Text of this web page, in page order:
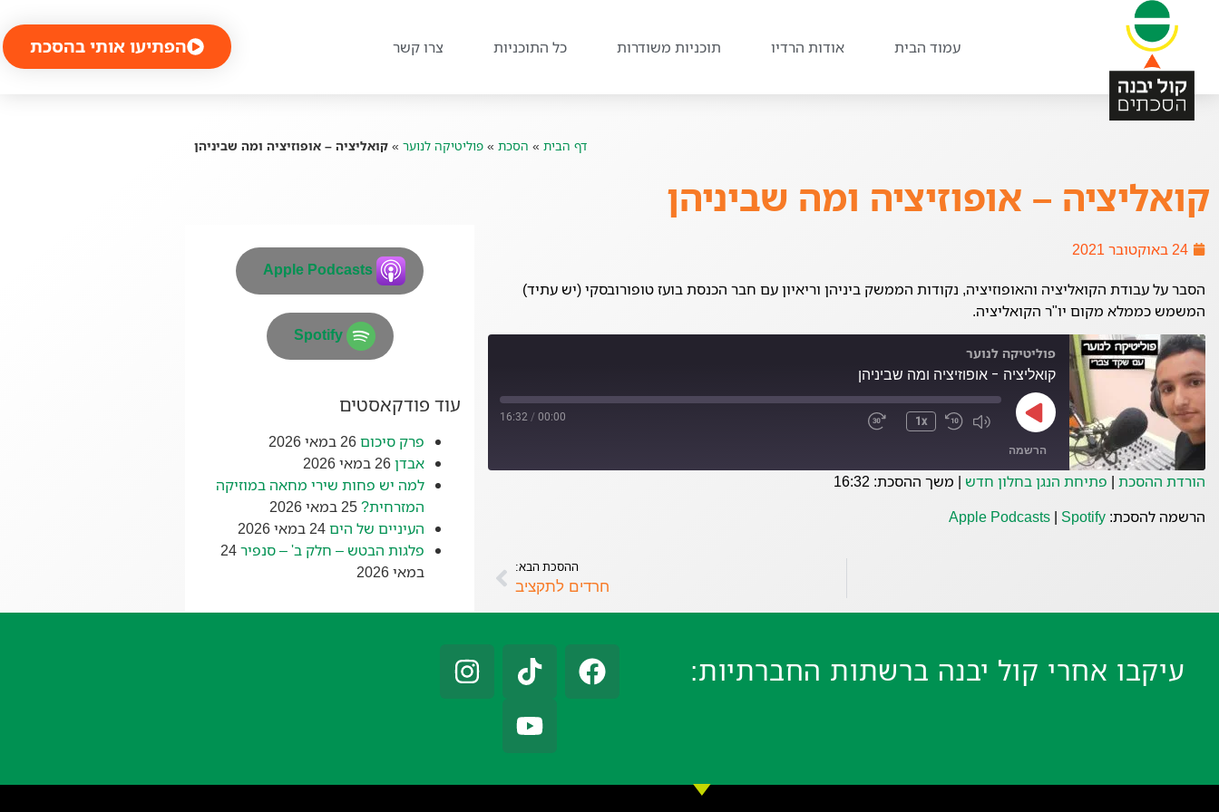
עמוד הבית אודות הרדיו תוכניות משודרות כל התוכניות צרו קשר הפתיעו אותי בהסכת
דף הבית » הסכת » פוליטיקה לנוער » קואליציה – אופוזיציה ומה שביניהן
קואליציה – אופוזיציה ומה שביניהן
24 באוקטובר 2021
הסבר על עבודת הקואליציה והאופוזיציה, נקודות הממשק ביניהן וריאיון עם חבר הכנסת בועז טופורובסקי (יש עתיד)
המשמש כממלא מקום יו"ר הקואליציה.
פוליטיקה לנוער
קואליציה - אופוזיציה ומה שביניהן
1x
00:00
/
16:32
הרשמה
הורדת ההסכת | פתיחת הנגן בחלון חדש | משך ההסכת: 16:32
הרשמה להסכת:
Apple Podcasts | Spotify
ההסכת הבא:
חרדים לתקציב
Apple Podcasts
Spotify
עוד פודקאסטים
פרק סיכום26 במאי 2026
אבדן26 במאי 2026
למה יש פחות שירי מחאה במוזיקה
המזרחית?25 במאי 2026
העיניים של הים24 במאי 2026
פלגות הבטש – חלק ב' – סנפיר24
במאי 2026
עיקבו אחרי קול יבנה ברשתות החברתיות: